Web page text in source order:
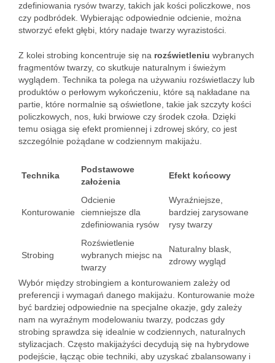
zdefiniowania rysów twarzy, takich jak kości policzkowe, nos
czy podbródek. Wybierając odpowiednie odcienie, można
stworzyć efekt głębi, który nadaje twarzy wyrazistości.
Z kolei strobing koncentruje się na rozświetleniu wybranych
fragmentów twarzy, co skutkuje naturalnym i świeżym
wyglądem. Technika ta polega na używaniu rozświetlaczy lub
produktów o perłowym wykończeniu, które są nakładane na
partie, które normalnie są oświetlone, takie jak szczyty kości
policzkowych, nos, łuki brwiowe czy środek czoła. Dzięki
temu osiąga się efekt promiennej i zdrowej skóry, co jest
szczególnie pożądane w codziennym makijażu.
Technika
Podstawowe
założenia
Efekt końcowy
Konturowanie
Odcienie
ciemniejsze dla
zdefiniowania rysów
Wyraźniejsze,
bardziej zarysowane
rysy twarzy
Strobing
Rozświetlenie
wybranych miejsc na
twarzy
Naturalny blask,
zdrowy wygląd
Wybór między strobingiem a konturowaniem zależy od
preferencji i wymagań danego makijażu. Konturowanie może
być bardziej odpowiednie na specjalne okazje, gdy zależy
nam na wyraźnym modelowaniu twarzy, podczas gdy
strobing sprawdza się idealnie w codziennych, naturalnych
stylizacjach. Często makijażyści decydują się na hybrydowe
podejście, łącząc obie techniki, aby uzyskać zbalansowany i